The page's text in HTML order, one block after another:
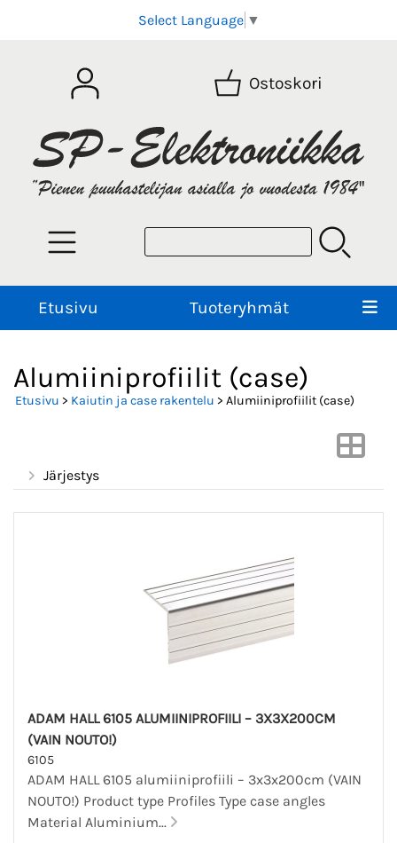
Select Language ▼
Ostoskori
Etusivu Tuoteryhmät
Alumiiniprofiilit (case)
Etusivu > Kaiutin ja case rakentelu > Alumiiniprofiilit (case)
Järjestys
ADAM HALL 6105 ALUMIINIPROFIILI – 3X3X200CM
(VAIN NOUTO!)
6105
ADAM HALL 6105 alumiiniprofiili – 3x3x200cm (VAIN
NOUTO!) Product type Profiles Type case angles
Material Aluminium...